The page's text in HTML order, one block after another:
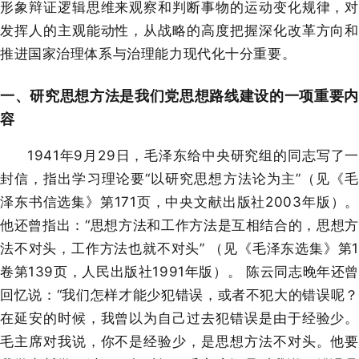
形象辩证逻辑思维来观察和判断事物的运动变化规律，对
发挥人的主观能动性，从战略的高度把握深化改革方向和
推进国家治理体系与治理能力现代化十分重要。
一、研究思想方法是我们党思想路线建设的一项重要内
容
1941年9月29日，毛泽东给中央研究组的同志写了一
封信，指出学习理论要“以研究思想方法论为主”（见《毛
泽东书信选集》第171页，中央文献出版社2003年版）。
他还曾指出：“思想方法和工作方法是互相结合的，思想方
法不对头，工作方法也就不对头” （见《毛泽东选集》第1
卷第139页，人民出版社1991年版）。 陈云同志晚年还曾
回忆说：“我们怎样才能少犯错误，或者不犯大的错误呢？
在延安的时候，我曾以为自己过去犯错误是由于经验少。
毛主席对我说，你不是经验少，是思想方法不对头。他要